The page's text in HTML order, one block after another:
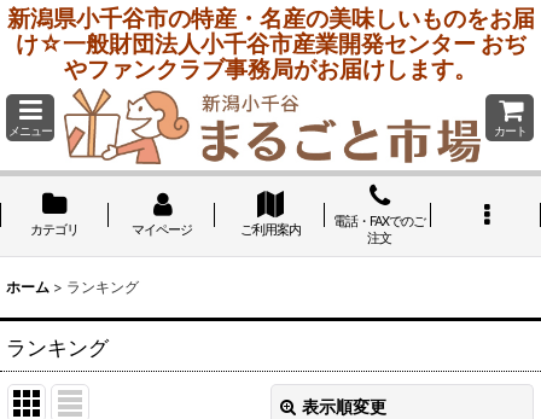
新潟県小千谷市の特産・名産の美味しいものをお届
け☆一般財団法人小千谷市産業開発センター おぢ
やファンクラブ事務局がお届けします。
メニュー カート
カテゴリ マイページ ご利用案内
電話・FAXでのご
注文
ホーム > ランキング
ランキング
表示順変更